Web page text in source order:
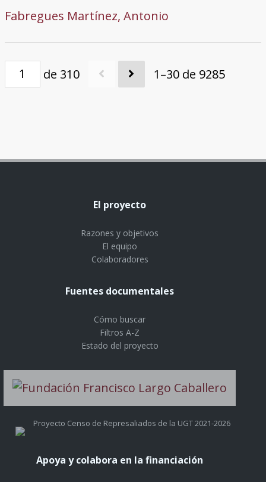
Fabregues Martínez, Antonio
de 310 1–30 de 9285
El proyecto
Razones y objetivos
El equipo
Colaboradores
Fuentes documentales
Cómo buscar
Filtros A-Z
Estado del proyecto
Proyecto Censo de Represaliados de la UGT 2021-2026
Apoya y colabora en la financiación